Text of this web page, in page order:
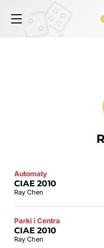
Automaty
CIAE 2010
Ray Chen
Parki i Centra
CIAE 2010
Ray Chen